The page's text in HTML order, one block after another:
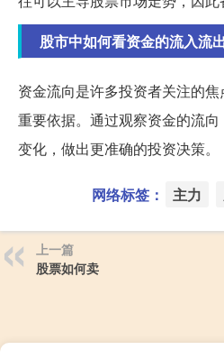
股市中如何看资金的流入流
资金流向是许多投资者关注的
重要依据。通过观察资金的流
变化，做出更准确的投资决策。
网络标签： 主力
上一篇
股票如何卖